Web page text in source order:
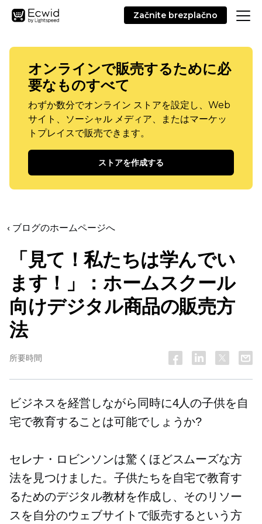
Začnite brezplačno
オンラインで販売するために必
要なものすべて
わずか数分でオンライン ストアを設定し、Web
サイト、ソーシャル メディア、またはマーケッ
トプレイスで販売できます。
ストアを作成する
‹ ブログのホームページへ
「見て！私たちは学んでい
ます！」：ホームスクール
向けデジタル商品の販売方
法
所要時間
ビジネスを経営しながら同時に4人の子供を自
宅で教育することは可能でしょうか?
セレナ・ロビンソンは驚くほどスムーズな方
法を見つけました。子供たちを自宅で教育す
るためのデジタル教材を作成し、そのリソー
スを自分のウェブサイトで販売するという方